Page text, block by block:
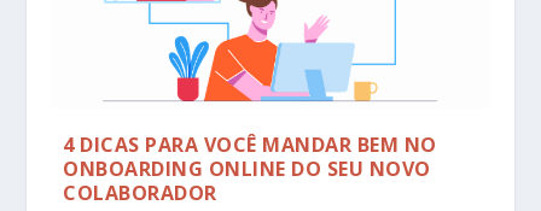
4 DICAS PARA VOCÊ MANDAR BEM NO
ONBOARDING ONLINE DO SEU NOVO
COLABORADOR